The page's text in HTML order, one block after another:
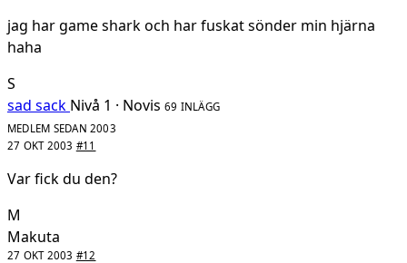
jag har game shark och har fuskat sönder min hjärna
haha
S
sad sack Nivå 1 · Novis 69 INLÄGG
MEDLEM SEDAN 2003
27 OKT 2003 #11
Var fick du den?
M
Makuta
27 OKT 2003 #12